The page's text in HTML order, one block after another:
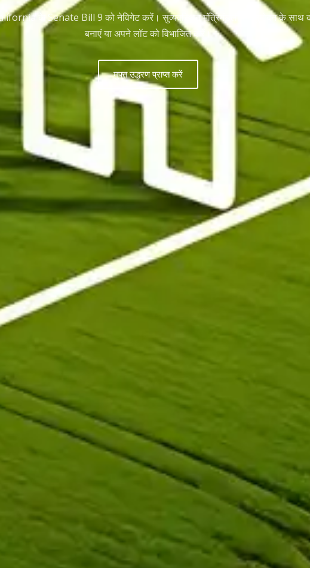
California के Senate Bill 9 को नेविगेट करें। सुव्यवस्थित मंत्रिमंडलीय अनुमोदन के साथ
बनाएं या अपने लॉट को विभाजित करें।
मुफ्त उद्धरण प्राप्त करें